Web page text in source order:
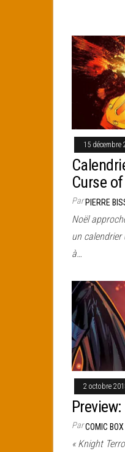
15 décembre
Curse
ParPIERRE
Noël
un calendrier
à…
2 octobre
ParCOMIC BOX
« Knight